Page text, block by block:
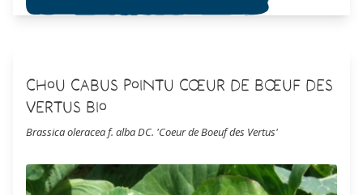
Chou Cabus Pointu Cœur de Bœuf des
Vertus Bio
Brassica oleracea f. alba DC. 'Coeur de Boeuf des Vertus'